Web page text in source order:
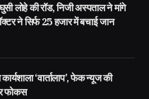
लोहे की रॉड, निजी अस्पताल ने मांगे
ने सिर्फ 25 हजार में बचाई जान
‘वार्तालाप’, फेक न्यूज की
फोकस